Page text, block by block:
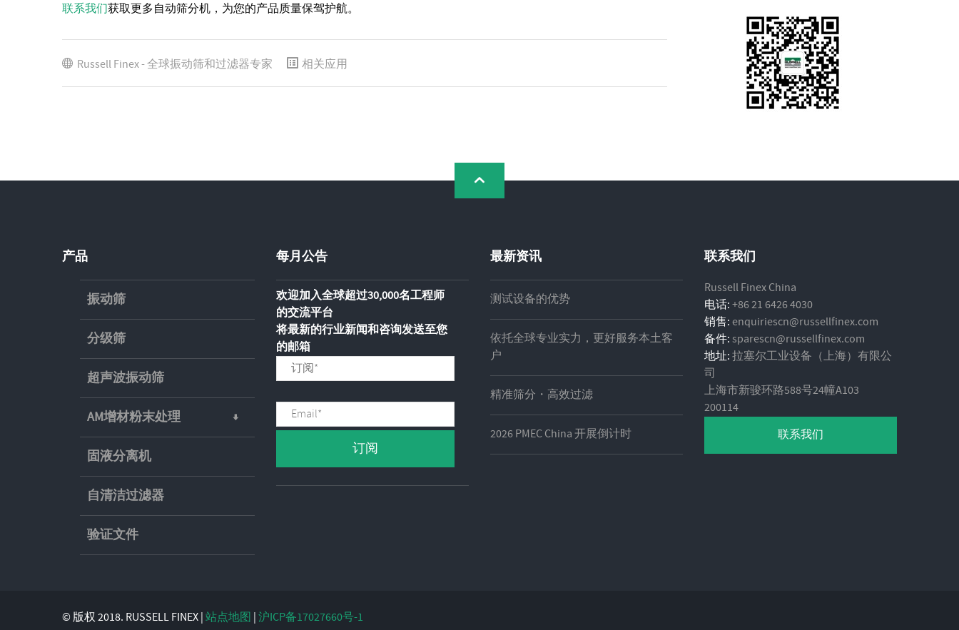
联系我们获取更多自动筛分机，为您的产品质量保驾护航。
Russell Finex - 全球振动筛和过滤器专家 相关应用
产品
振动筛
分级筛
超声波振动筛
AM增材粉末处理
固液分离机
自清洁过滤器
验证文件
每月公告
欢迎加入全球超过30,000名工程师
的交流平台
将最新的行业新闻和咨询发送至您
的邮箱
最新资讯
测试设备的优势
依托全球专业实力，更好服务本土客
户
精准筛分・高效过滤
2026 PMEC China 开展倒计时
联系我们
Russell Finex China
电话:+86 21 6426 4030
销售:enquiriescn@russellfinex.com
备件:sparescn@russellfinex.com
地址:拉塞尔工业设备（上海）有限公
司
上海市新骏环路588号24幢A103
200114
联系我们
© 版权 2018. RUSSELL FINEX | 站点地图 沪ICP备17027660号-1